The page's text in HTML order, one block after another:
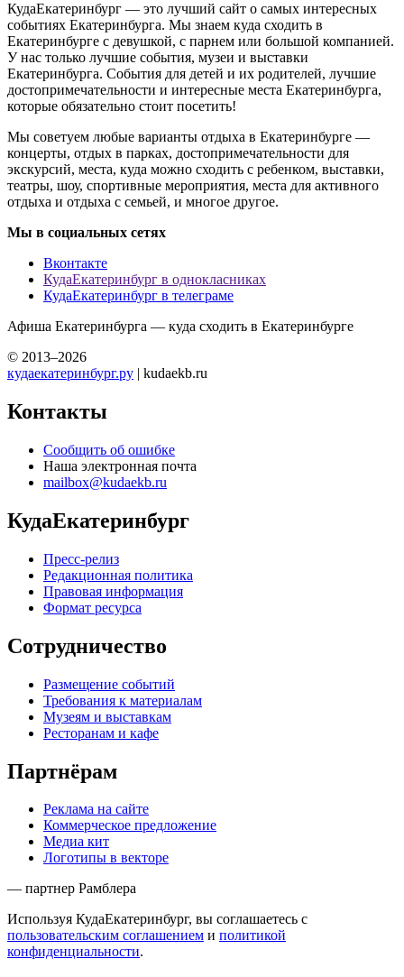
КудаЕкатеринбург — это лучший сайт о самых интересных
событиях Екатеринбурга. Мы знаем куда сходить в
Екатеринбурге с девушкой, с парнем или большой компанией.
У нас только лучшие события, музеи и выставки
Екатеринбурга. События для детей и их родителей, лучшие
достопримечательности и интересные места Екатеринбурга,
которые обязательно стоит посетить!
Мы советуем любые варианты отдыха в Екатеринбурге —
концерты, отдых в парках, достопримечательности для
экскурсий, места, куда можно сходить с ребенком, выставки,
театры, шоу, спортивные мероприятия, места для активного
отдыха и отдыха с семьей, и многое другое.
Мы в социальных сетях
Вконтакте
КудаЕкатеринбург в однокласниках
КудаЕкатеринбург в телеграме
Афиша Екатеринбурга — куда сходить в Екатеринбурге
© 2013–2026
кудаекатеринбург.ру | kudaekb.ru
Контакты
Сообщить об ошибке
Наша электронная почта
mailbox@kudaekb.ru
КудаЕкатеринбург
Пресс-релиз
Редакционная политика
Правовая информация
Формат ресурса
Сотрудничество
Размещение событий
Требования к материалам
Музеям и выставкам
Ресторанам и кафе
Партнёрам
Реклама на сайте
Коммерческое предложение
Медиа кит
Логотипы в векторе
— партнер Рамблера
Используя КудаЕкатеринбург, вы соглашаетесь с
пользовательским соглашением и политикой
конфиденциальности.